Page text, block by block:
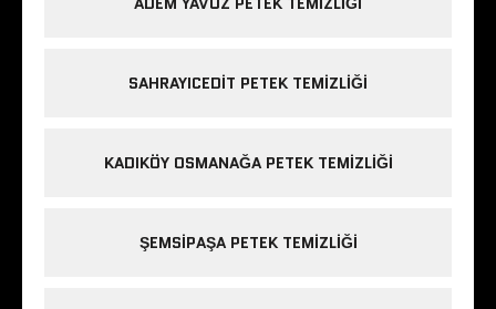
SAHRAYICEDIT PETEK TEMIZLIĞI
KADIKÖY OSMANAĞA PETEK TEMIZLIĞI
ŞEMSIPAŞA PETEK TEMIZLIĞI